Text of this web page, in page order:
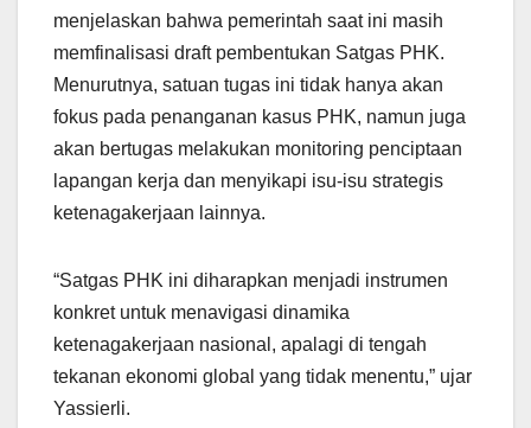
menjelaskan bahwa pemerintah saat ini masih
memfinalisasi draft pembentukan Satgas PHK.
Menurutnya, satuan tugas ini tidak hanya akan
fokus pada penanganan kasus PHK, namun juga
akan bertugas melakukan monitoring penciptaan
lapangan kerja dan menyikapi isu-isu strategis
ketenagakerjaan lainnya.
“Satgas PHK ini diharapkan menjadi instrumen
konkret untuk menavigasi dinamika
ketenagakerjaan nasional, apalagi di tengah
tekanan ekonomi global yang tidak menentu,” ujar
Yassierli.